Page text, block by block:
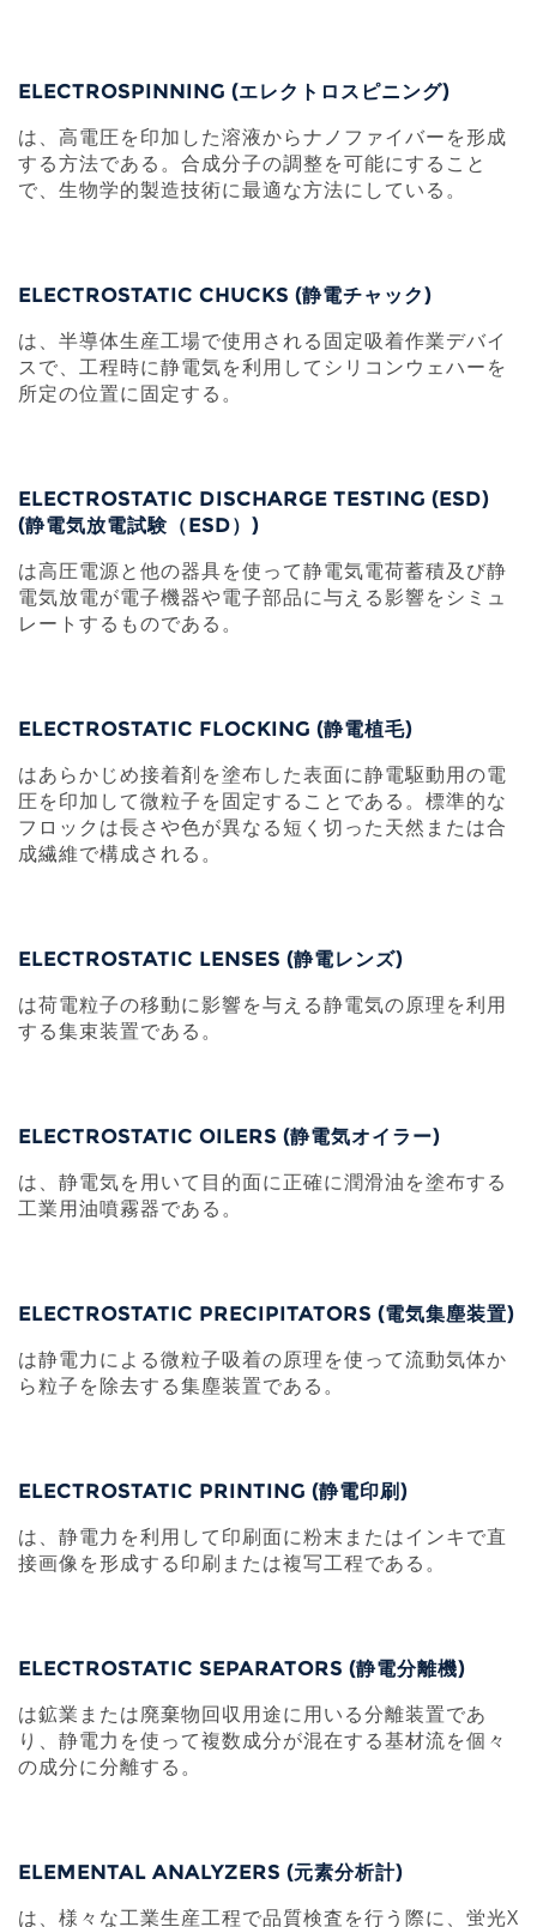
ELECTROSPINNING (エレクトロスピニング)
は、高電圧を印加した溶液からナノファイバーを形成
する方法である。合成分子の調整を可能にすること
で、生物学的製造技術に最適な方法にしている。
ELECTROSTATIC CHUCKS (静電チャック)
は、半導体生産工場で使用される固定吸着作業デバイ
スで、工程時に静電気を利用してシリコンウェハーを
所定の位置に固定する。
ELECTROSTATIC DISCHARGE TESTING (ESD)
(静電気放電試験（ESD）)
は高圧電源と他の器具を使って静電気電荷蓄積及び静
電気放電が電子機器や電子部品に与える影響をシミュ
レートするものである。
ELECTROSTATIC FLOCKING (静電植毛)
はあらかじめ接着剤を塗布した表面に静電駆動用の電
圧を印加して微粒子を固定することである。標準的な
フロックは長さや色が異なる短く切った天然または合
成繊維で構成される。
ELECTROSTATIC LENSES (静電レンズ)
は荷電粒子の移動に影響を与える静電気の原理を利用
する集束装置である。
ELECTROSTATIC OILERS (静電気オイラー)
は、静電気を用いて目的面に正確に潤滑油を塗布する
工業用油噴霧器である。
ELECTROSTATIC PRECIPITATORS (電気集塵装置)
は静電力による微粒子吸着の原理を使って流動気体か
ら粒子を除去する集塵装置である。
ELECTROSTATIC PRINTING (静電印刷)
は、静電力を利用して印刷面に粉末またはインキで直
接画像を形成する印刷または複写工程である。
ELECTROSTATIC SEPARATORS (静電分離機)
は鉱業または廃棄物回収用途に用いる分離装置であ
り、静電力を使って複数成分が混在する基材流を個々
の成分に分離する。
ELEMENTAL ANALYZERS (元素分析計)
は、様々な工業生産工程で品質検査を行う際に、蛍光X